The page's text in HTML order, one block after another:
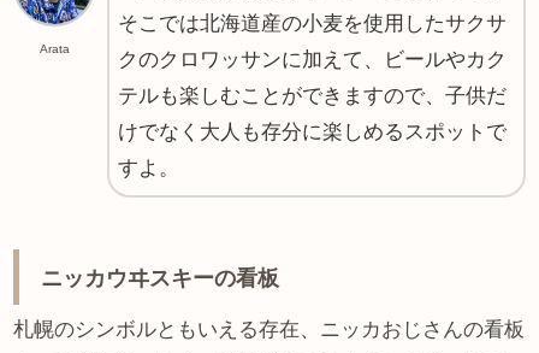
Arata
そこでは北海道産の小麦を使用したサクサ
クのクロワッサンに加えて、ビールやカク
テルも楽しむことができますので、子供だ
けでなく大人も存分に楽しめるスポットで
すよ。
ニッカウヰスキーの看板
札幌のシンボルともいえる存在、ニッカおじさんの看板